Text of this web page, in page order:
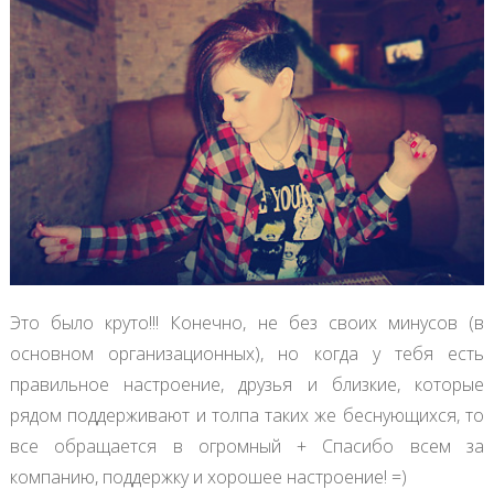
Это было круто!!! Конечно, не без своих минусов (в
основном организационных), но когда у тебя есть
правильное настроение, друзья и близкие, которые
рядом поддерживают и толпа таких же беснующихся, то
все обращается в огромный + Спасибо всем за
компанию, поддержку и хорошее настроение! =)